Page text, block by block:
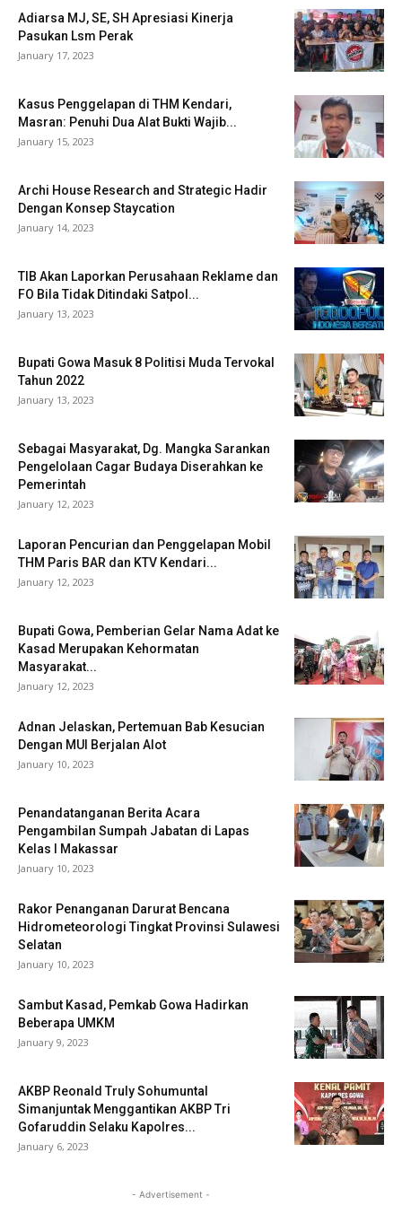
Adiarsa MJ, SE, SH Apresiasi Kinerja
Pasukan Lsm Perak
January 17, 2023
Kasus Penggelapan di THM Kendari,
Masran: Penuhi Dua Alat Bukti Wajib...
January 15, 2023
Archi House Research and Strategic Hadir
Dengan Konsep Staycation
January 14, 2023
TIB Akan Laporkan Perusahaan Reklame dan
FO Bila Tidak Ditindaki Satpol...
January 13, 2023
Bupati Gowa Masuk 8 Politisi Muda Tervokal
Tahun 2022
January 13, 2023
Sebagai Masyarakat, Dg. Mangka Sarankan
Pengelolaan Cagar Budaya Diserahkan ke
Pemerintah
January 12, 2023
Laporan Pencurian dan Penggelapan Mobil
THM Paris BAR dan KTV Kendari...
January 12, 2023
Bupati Gowa, Pemberian Gelar Nama Adat ke
Kasad Merupakan Kehormatan
Masyarakat...
January 12, 2023
Adnan Jelaskan, Pertemuan Bab Kesucian
Dengan MUI Berjalan Alot
January 10, 2023
Penandatanganan Berita Acara
Pengambilan Sumpah Jabatan di Lapas
Kelas I Makassar
January 10, 2023
Rakor Penanganan Darurat Bencana
Hidrometeorologi Tingkat Provinsi Sulawesi
Selatan
January 10, 2023
Sambut Kasad, Pemkab Gowa Hadirkan
Beberapa UMKM
January 9, 2023
AKBP Reonald Truly Sohumuntal
Simanjuntak Menggantikan AKBP Tri
Gofaruddin Selaku Kapolres...
January 6, 2023
- Advertisement -